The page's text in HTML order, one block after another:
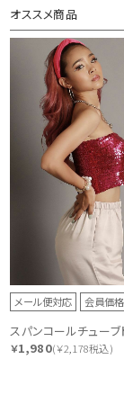
オススメ商品
メール便対応 会員価
スパンコールチューブ
￥1,980(￥2,178税込)